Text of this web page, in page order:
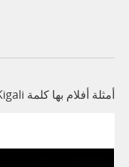
أمثلة أفلام بها كلمة Kigali